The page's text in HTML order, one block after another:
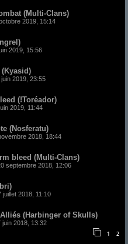
(Multi-Clans)
2019, 15:14
2019, 15:56
juin 2019, 23:55
(!Toréador)
2019, 11:44
(Nosferatu)
2018, 18:44
bleed (Multi-Clans)
septembre 2018, 12:06
juillet 2018, 11:10
(Harbinger of Skulls)
juin 2018, 13:32
1 2